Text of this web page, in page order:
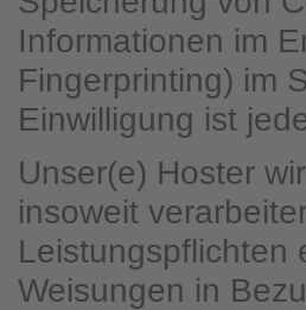
Informationen im
Fingerprinting) im
Einwilligung ist
Unser(e) Hoster
insoweit
Leistungspflichten
Weisungen in